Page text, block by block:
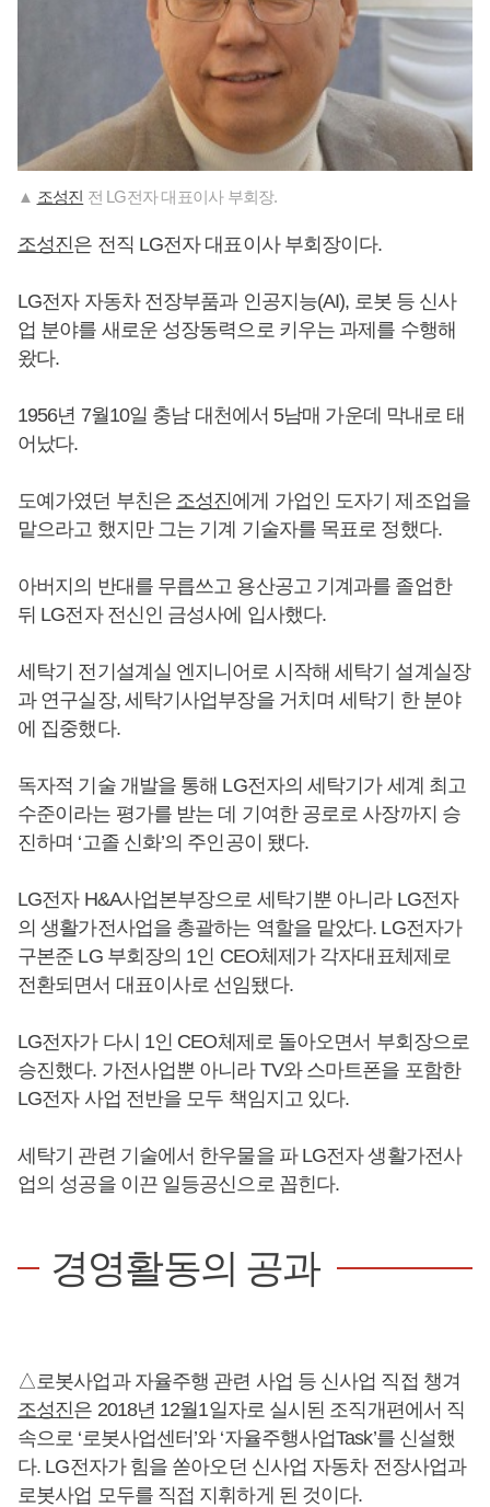
▲ 조성진 전 LG전자 대표이사 부회장.
조성진은 전직 LG전자 대표이사 부회장이다.
LG전자 자동차 전장부품과 인공지능(AI), 로봇 등 신사
업 분야를 새로운 성장동력으로 키우는 과제를 수행해
왔다.
1956년 7월10일 충남 대천에서 5남매 가운데 막내로 태
어났다.
도예가였던 부친은 조성진에게 가업인 도자기 제조업을
맡으라고 했지만 그는 기계 기술자를 목표로 정했다.
아버지의 반대를 무릅쓰고 용산공고 기계과를 졸업한
뒤 LG전자 전신인 금성사에 입사했다.
세탁기 전기설계실 엔지니어로 시작해 세탁기 설계실장
과 연구실장, 세탁기사업부장을 거치며 세탁기 한 분야
에 집중했다.
독자적 기술 개발을 통해 LG전자의 세탁기가 세계 최고
수준이라는 평가를 받는 데 기여한 공로로 사장까지 승
진하며 ‘고졸 신화’의 주인공이 됐다.
LG전자 H&A사업본부장으로 세탁기뿐 아니라 LG전자
의 생활가전사업을 총괄하는 역할을 맡았다. LG전자가
구본준 LG 부회장의 1인 CEO체제가 각자대표체제로
전환되면서 대표이사로 선임됐다.
LG전자가 다시 1인 CEO체제로 돌아오면서 부회장으로
승진했다. 가전사업뿐 아니라 TV와 스마트폰을 포함한
LG전자 사업 전반을 모두 책임지고 있다.
세탁기 관련 기술에서 한우물을 파 LG전자 생활가전사
업의 성공을 이끈 일등공신으로 꼽힌다.
경영활동의 공과
△로봇사업과 자율주행 관련 사업 등 신사업 직접 챙겨
조성진은 2018년 12월1일자로 실시된 조직개편에서 직
속으로 ‘로봇사업센터’와 ‘자율주행사업Task’를 신설했
다. LG전자가 힘을 쏟아오던 신사업 자동차 전장사업과
로봇사업 모두를 직접 지휘하게 된 것이다.